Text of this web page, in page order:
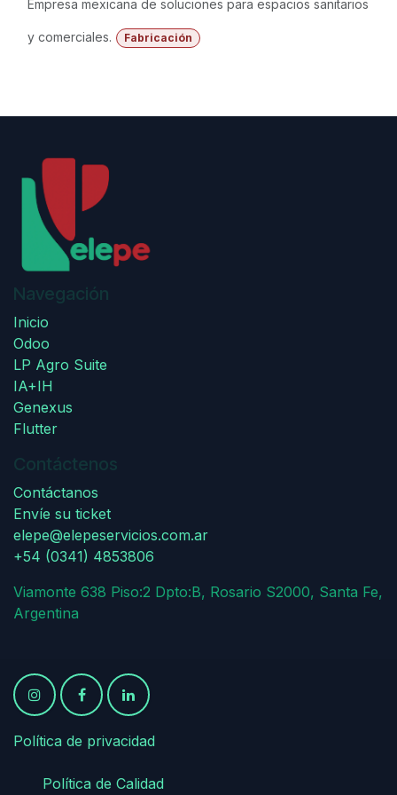
Empresa mexicana de soluciones para espacios sanitarios
y comerciales. Fabricación
Navegación
Inicio
Odoo
LP Agro Suite
IA+IH
Genexus
Flutter
Contáctenos
Contáctanos
Envíe su ticket
elepe@elepeservicios.com.ar
+54 (0341) 4853806
Viamonte 638 Piso:2 Dpto:B, Rosario S2000, Santa Fe,
Argentina
Política de privacidad
​Política de Calidad